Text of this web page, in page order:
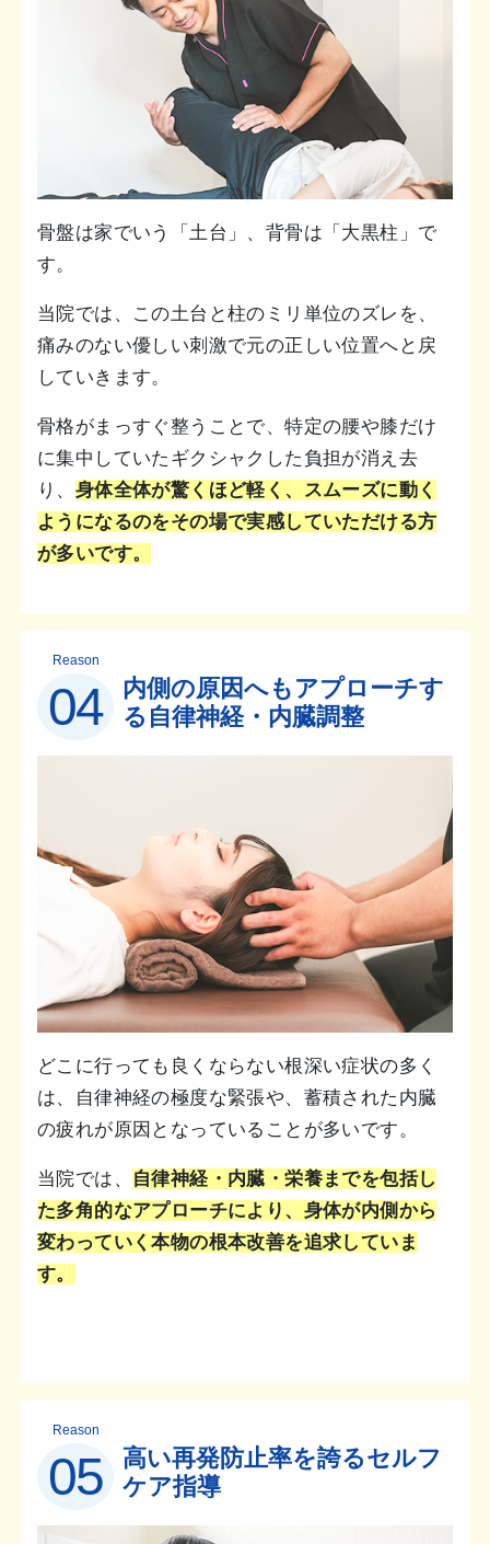
骨盤は家でいう「土台」、背骨は「大黒柱」で
す。
当院では、この土台と柱のミリ単位のズレを、
痛みのない優しい刺激で元の正しい位置へと戻
していきます。
骨格がまっすぐ整うことで、特定の腰や膝だけ
に集中していたギクシャクした負担が消え去
り、 身体全体が驚くほど軽く、スムーズに動く
ようになるのをその場で実感していただける方
が多いです。
Reason
04
内側の原因へもアプローチす
る自律神経・内臓調整
どこに行っても良くならない根深い症状の多く
は、自律神経の極度な緊張や、蓄積された内臓
の疲れが原因となっていることが多いです。
当院では、
自律神経・内臓・栄養までを包括し
た多角的なアプローチにより、身体が内側から
変わっていく本物の根本改善を追求していま
す。
Reason
05
高い再発防止率を誇るセルフ
ケア指導